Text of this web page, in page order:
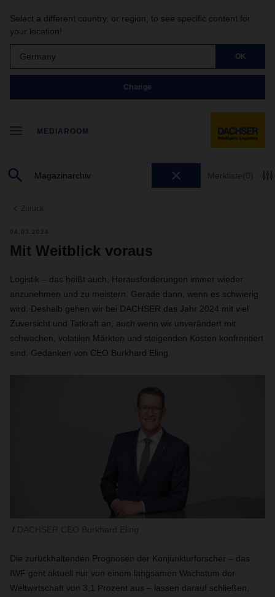
Select a different country, or region, to see specific content for
your location!
Germany OK
Change
MEDIAROOM
Merkliste(0)
Zurück
04.03.2024
Mit Weitblick voraus
Logistik – das heißt auch, Herausforderungen immer wieder
anzunehmen und zu meistern. Gerade dann, wenn es schwierig
wird. Deshalb gehen wir bei DACHSER das Jahr 2024 mit viel
Zuversicht und Tatkraft an, auch wenn wir unverändert mit
schwachen, volatilen Märkten und steigenden Kosten konfrontiert
sind. Gedanken von CEO Burkhard Eling.
Die zurückhaltenden Prognosen der Konjunkturforscher – das
IWF geht aktuell nur von einem langsamen Wachstum der
Weltwirtschaft von 3,1 Prozent aus – lassen darauf schließen,